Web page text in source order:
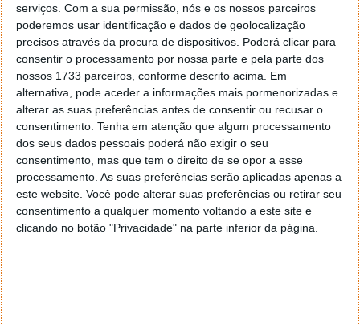
serviços. Com a sua permissão, nós e os nossos parceiros
poderemos usar identificação e dados de geolocalização
precisos através da procura de dispositivos. Poderá clicar para
consentir o processamento por nossa parte e pela parte dos
nossos 1733 parceiros, conforme descrito acima. Em
alternativa, pode aceder a informações mais pormenorizadas e
alterar as suas preferências antes de consentir ou recusar o
consentimento. Tenha em atenção que algum processamento
dos seus dados pessoais poderá não exigir o seu
consentimento, mas que tem o direito de se opor a esse
processamento. As suas preferências serão aplicadas apenas a
este website. Você pode alterar suas preferências ou retirar seu
consentimento a qualquer momento voltando a este site e
clicando no botão "Privacidade" na parte inferior da página.